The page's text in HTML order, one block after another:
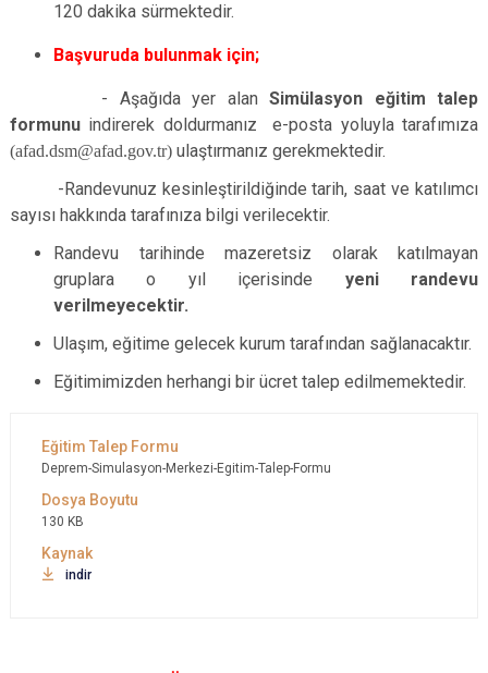
120 dakika sürmektedir.
Başvuruda bulunmak için;
- Aşağıda yer alan Simülasyon eğitim talep
formunu indirerek doldurmanız e-posta yoluyla tarafımıza
(аfad.dsm@аfаd.gov.tr) ulaştırmanız gerekmektedir.
-Randevunuz kesinleştirildiğinde tarih, saat ve katılımcı
sayısı hakkında tarafınıza bilgi verilecektir.
Randevu tarihinde mazeretsiz olarak katılmayan
gruplara o yıl içerisinde yeni randevu
verilmeyecektir.
Ulaşım, eğitime gelecek kurum tarafından sağlanacaktır.
Eğitimimizden herhangi bir ücret talep edilmemektedir.
Deprem-Simulasyon-Merkezi-Egitim-Talep-Formu
130 KB
indir